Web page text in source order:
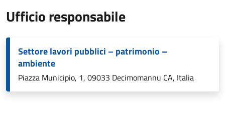
Ufficio responsabile
Settore lavori pubblici – patrimonio –
ambiente
Piazza Municipio, 1, 09033 Decimomannu CA, Italia